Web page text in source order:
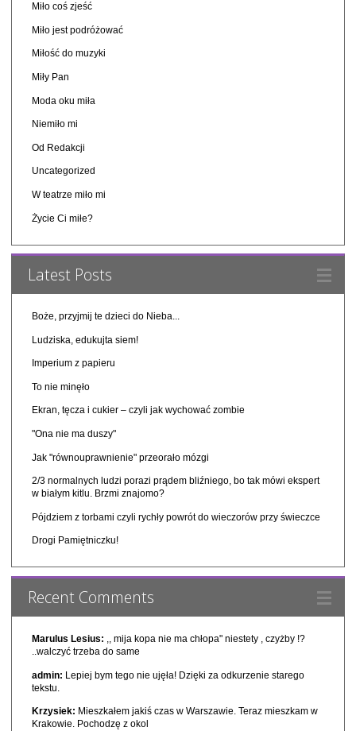
Miło coś zjeść
Miło jest podróżować
Miłość do muzyki
Miły Pan
Moda oku miła
Niemiło mi
Od Redakcji
Uncategorized
W teatrze miło mi
Życie Ci miłe?
Latest Posts
Boże, przyjmij te dzieci do Nieba...
Ludziska, edukujta siem!
Imperium z papieru
To nie minęło
Ekran, tęcza i cukier – czyli jak wychować zombie
"Ona nie ma duszy"
Jak "równouprawnienie" przeorało mózgi
2/3 normalnych ludzi porazi prądem bliźniego, bo tak mówi ekspert
w białym kitlu. Brzmi znajomo?
Pójdziem z torbami czyli rychły powrót do wieczorów przy świeczce
Drogi Pamiętniczku!
Recent Comments
Marulus Lesius: ,, mija kopa nie ma chłopa" niestety , czyżby !?
..walczyć trzeba do same
admin: Lepiej bym tego nie ujęła! Dzięki za odkurzenie starego
tekstu.
Krzysiek: Mieszkałem jakiś czas w Warszawie. Teraz mieszkam w
Krakowie. Pochodzę z okol